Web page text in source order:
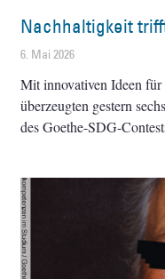
Nachhaltigkeit
6. Mai 2026
Mit innovativen Ideen
überzeugten gestern
des Goethe-SDG-